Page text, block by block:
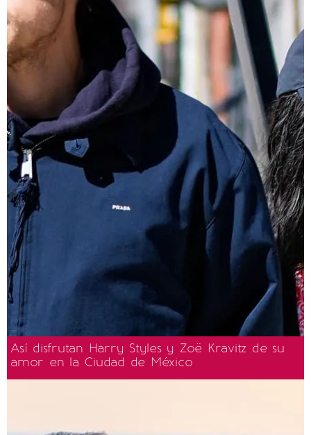
Así disfrutan Harry Styles y Zoë Kravitz de su
amor en la Ciudad de México